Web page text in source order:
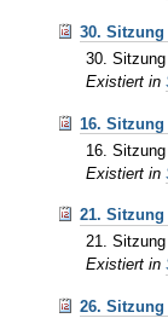
30. Sitzung
30.
Existiert in
16. Sitzung
16.
Existiert in
21. Sitzung
21.
Existiert in
26. Sitzung